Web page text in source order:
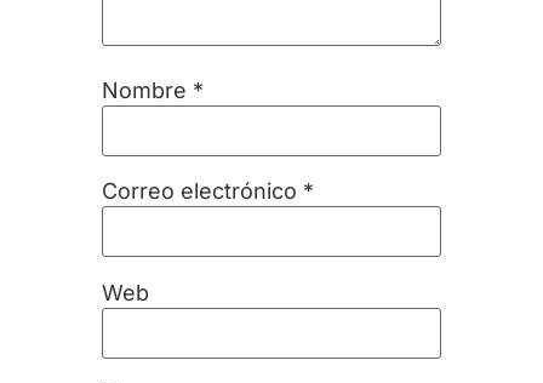
Nombre *
Correo electrónico *
Web